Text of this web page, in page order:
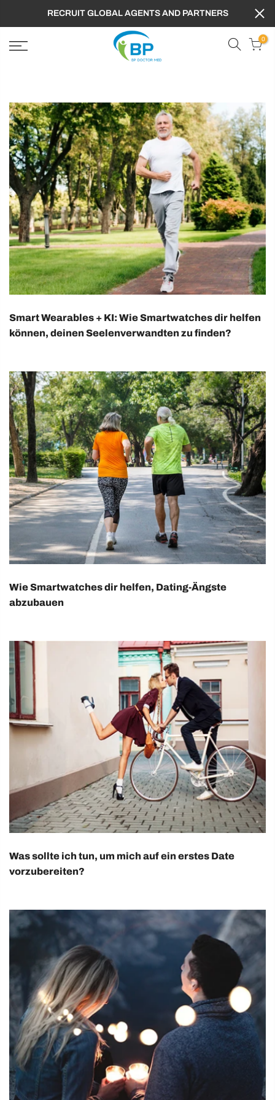
RECRUIT GLOBAL AGENTS AND PARTNERS
0
Smart Wearables + KI: Wie Smartwatches dir helfen
können, deinen Seelenverwandten zu finden?
Wie Smartwatches dir helfen, Dating-Ängste
abzubauen
Was sollte ich tun, um mich auf ein erstes Date
vorzubereiten?